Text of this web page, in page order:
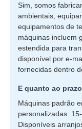
Sim, somos
ambientais,
equipamentos de
máquinas incluem
estendida para
disponível por e-
fornecidas dentro
E quanto ao
Máquinas padrão
personalizadas:
Disponíveis